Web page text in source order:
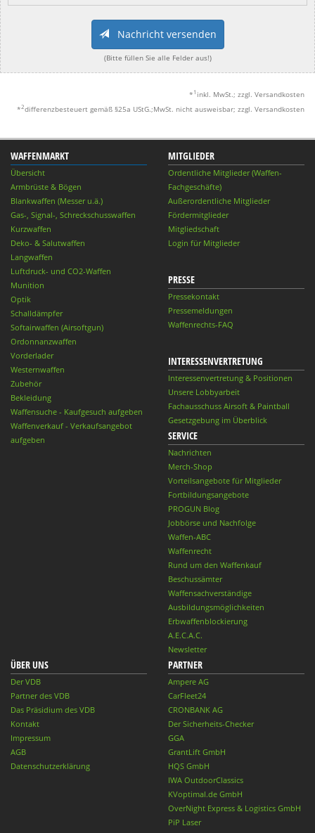
Nachricht versenden
(Bitte füllen Sie alle Felder aus!)
* 1 inkl. MwSt.; zzgl. Versandkosten
*2differenzbesteuert gemäß §25a UStG.;MwSt. nicht ausweisbar; zzgl. Versandkosten
WAFFENMARKT
Übersicht
Armbrüste & Bögen
Blankwaffen (Messer u.ä.)
Gas-, Signal-, Schreckschusswaffen
Kurzwaffen
Deko- & Salutwaffen
Langwaffen
Luftdruck- und CO2-Waffen
Munition
Optik
Schalldämpfer
Softairwaffen (Airsoftgun)
Ordonnanzwaffen
Vorderlader
Westernwaffen
Zubehör
Bekleidung
Waffensuche - Kaufgesuch aufgeben
Waffenverkauf - Verkaufsangebot
aufgeben
MITGLIEDER
Ordentliche Mitglieder (Waffen-
Fachgeschäfte)
Außerordentliche Mitglieder
Fördermitglieder
Mitgliedschaft
Login für Mitglieder
PRESSE
Pressekontakt
Pressemeldungen
Waffenrechts-FAQ
INTERESSENVERTRETUNG
Interessenvertretung & Positionen
Unsere Lobbyarbeit
Fachausschuss Airsoft & Paintball
Gesetzgebung im Überblick
SERVICE
Nachrichten
Merch-Shop
Vorteilsangebote für Mitglieder
Fortbildungsangebote
PROGUN Blog
Jobbörse und Nachfolge
Waffen-ABC
Waffenrecht
Rund um den Waffenkauf
Beschussämter
Waffensachverständige
Ausbildungsmöglichkeiten
Erbwaffenblockierung
A.E.C.A.C.
Newsletter
ÜBER UNS
Der VDB
Partner des VDB
Das Präsidium des VDB
Kontakt
Impressum
AGB
Datenschutzerklärung
PARTNER
Ampere AG
CarFleet24
CRONBANK AG
Der Sicherheits-Checker
GGA
GrantLift GmbH
HQS GmbH
IWA OutdoorClassics
KVoptimal.de GmbH
OverNight Express & Logistics GmbH
PiP Laser